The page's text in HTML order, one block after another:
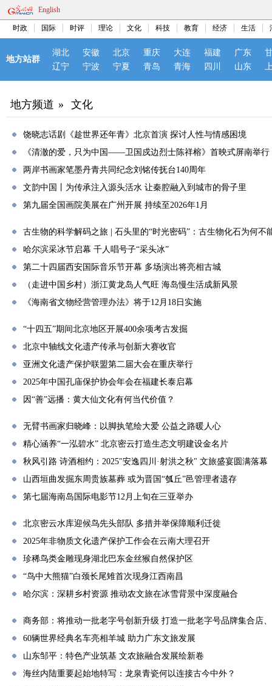
English
时政 国际 时评 理论 文化 科技 教育 经济 生活
地方站群
湖北 安徽 北京 重庆 大连 福建 广东
辽宁
宁波 宁夏 青岛 青海 四川 山东
地方频道 » 文化
饶晓志话剧《趁世界还年青》北京首演 探讨人性与情感困境
《清澈的爱，只为中国——卫国戍边烈士陈祥榕》首映式屏南举行
两岸书画家笔墨丹青共同纪念刘铭传抚台140周年
文韵中国丨为传承注入源头活水 让秦腔融入到城市的骨子里
第九届全国画院美展在广州开展 持续至2026年1月
古生物的科学解码之旅 | 石头里的“时光密码”：古生物化石为何不
哈尔滨采冰节启幕 千人唱号子“采头冰”
第二十四届西安国际音乐节开幕 多场演出将亮相古城
（走进中国乡村）浙江黄龙岛人气旺 海岛慢生活成新风景
《海南省文物经营管理办法》将于12月18日实施
“十四五”期间北京地区开展400余项考古发掘
北京中轴线文化遗产传承与创新大赛收官
亚洲文化遗产保护联盟第二届大会在重庆举行
2025年中国孔庙保护协会年会在福建长泰启幕
因“善”远播：黄大仙文化有何当代价值？
无臂书画家归晓峰：以脚执笔绘大爱 公益之路暖人心
精心涵养“一泓碧水” 北京密云打造生态文明建设金名片
秋风引路 诗酒相约：2025"安逸四川·射洪之秋" 文旅盛宴圆满落幕
山西垣曲发掘东周贵族墓葬 或为晋国“瓠丘”邑管理者遗存
第七届海南岛国际电影节12月上旬在三亚举办
北京密云水库迎候鸟先头部队 多措并举保障顺利迁徙
2025年非物质文化遗产保护工作会在云南大理召开
珍稀鸟类金雕现身湖北巴东金丝猴自然保护区
“鸟中大熊猫”白颈长尾雉首次现身江西南昌
哈尔滨：深耕乡村资源 推动农文旅在冰雪背景中深度融合
商务部：将推动一批老字号创新升级 打造一批老字号品牌集合店
60辆世界经典名车亮相羊城 助力广东文旅发展
山东邹平：特色产业筑基 文农旅融合发展绘新卷
海丝内陆重要起始地特写：龙泉青瓷何以连接古今中外？